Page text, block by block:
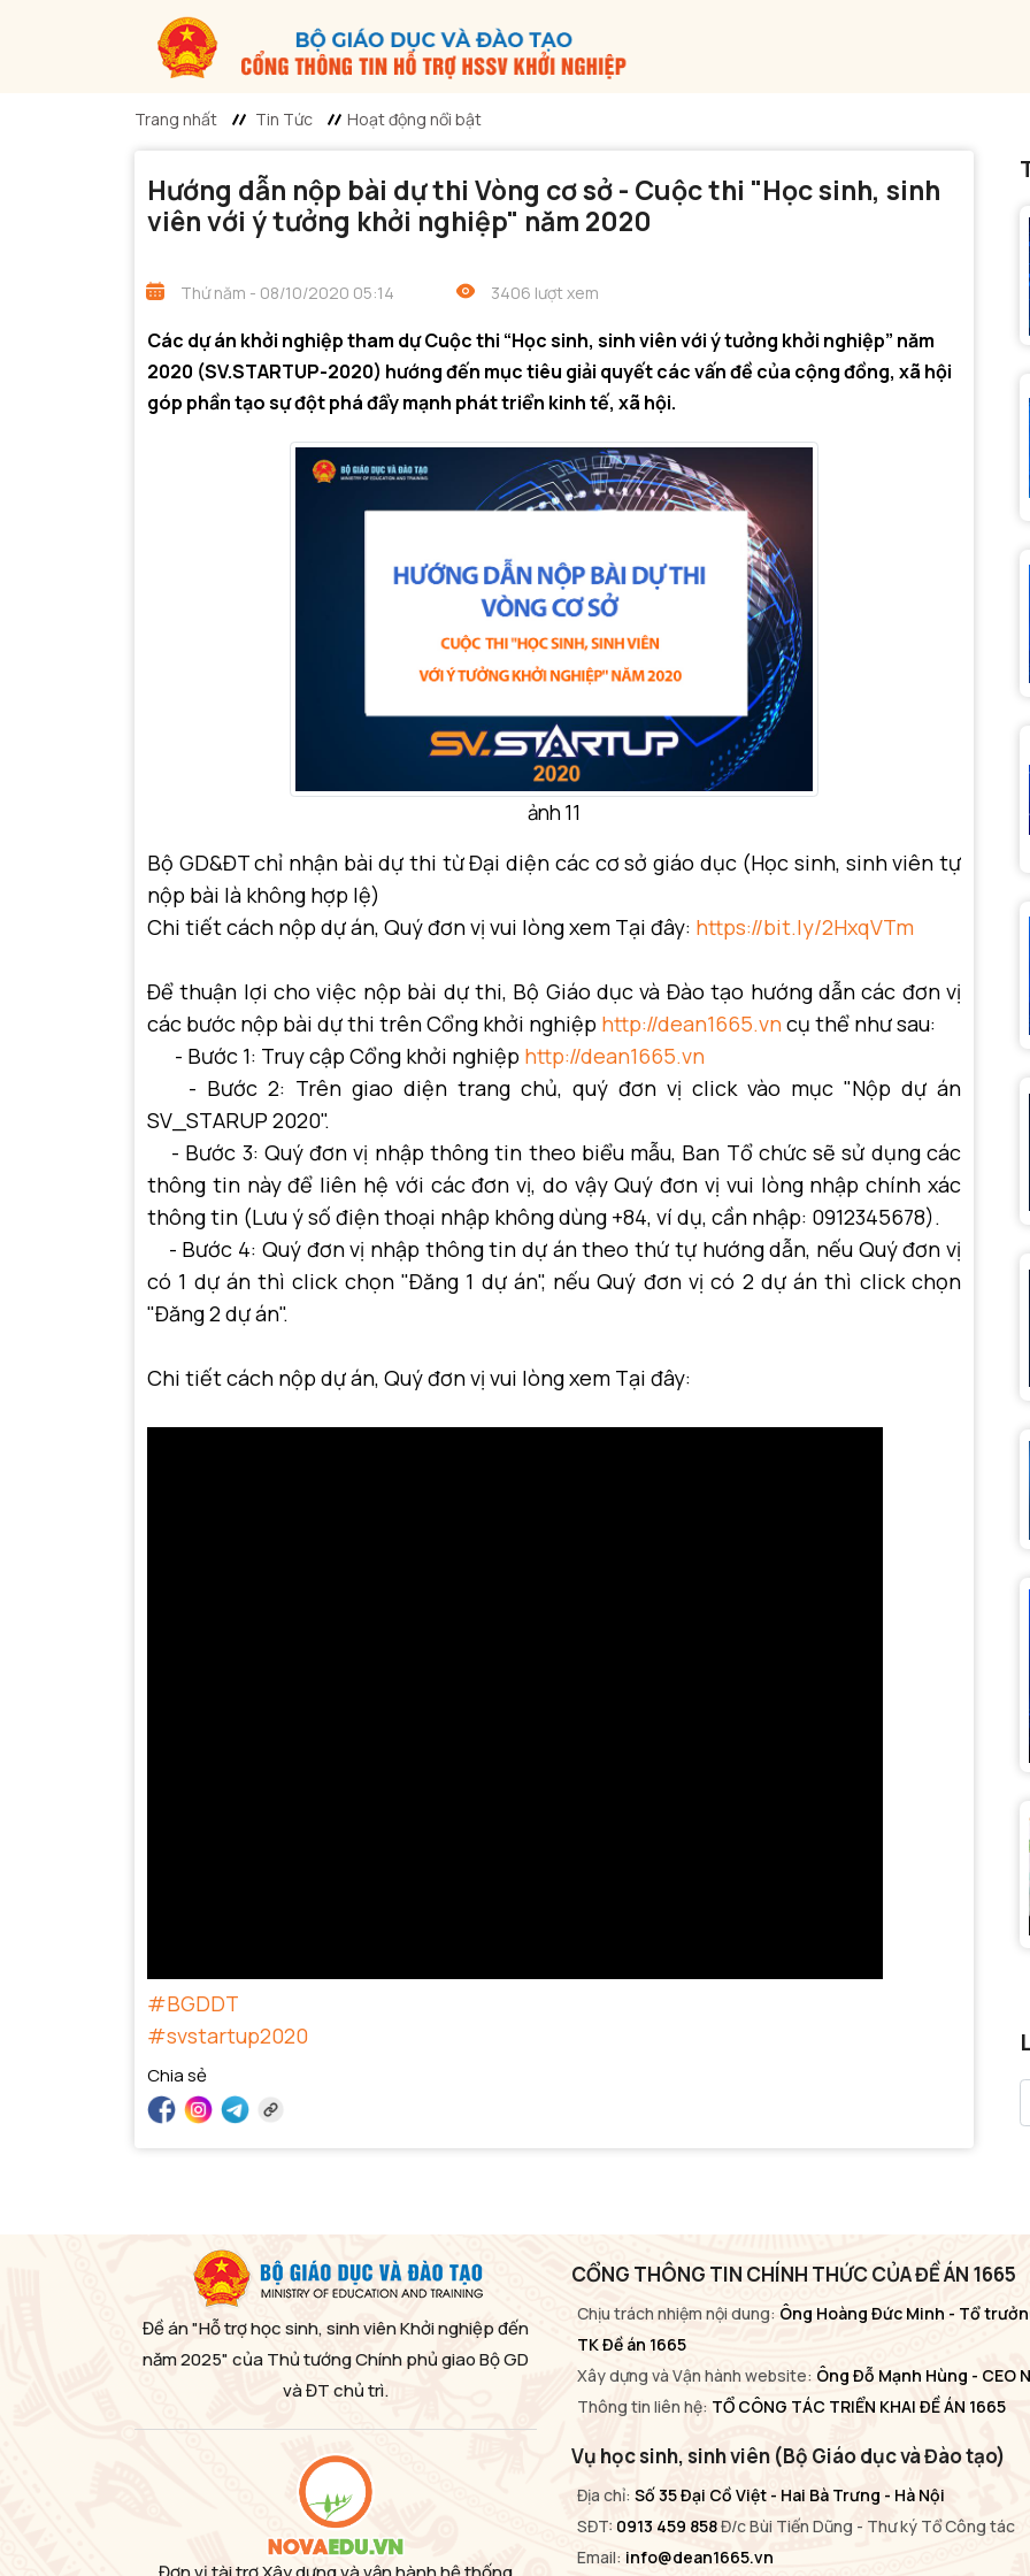
Trang nhất Tin Tức Hoạt động nổi bật
Hướng dẫn nộp bài dự thi Vòng cơ sở - Cuộc thi "Học sinh, sinh
viên với ý tưởng khởi nghiệp" năm 2020
Thứ năm - 08/10/2020 05:14 3406 lượt xem
Các dự án khởi nghiệp tham dự Cuộc thi “Học sinh, sinh viên với ý tưởng khởi nghiệp” năm
2020 (SV.STARTUP-2020) hướng đến mục tiêu giải quyết các vấn đề của cộng đồng, xã hội
góp phần tạo sự đột phá đẩy mạnh phát triển kinh tế, xã hội.
ảnh 11
Bộ GD&ĐT chỉ nhận bài dự thi từ Đại diện các cơ sở giáo dục (Học sinh, sinh viên tự
nộp bài là không hợp lệ)
Chi tiết cách nộp dự án, Quý đơn vị vui lòng xem Tại đây: https://bit.ly/2HxqVTm
Để thuận lợi cho việc nộp bài dự thi, Bộ Giáo dục và Đào tạo hướng dẫn các đơn vị
các bước nộp bài dự thi trên Cổng khởi nghiệp http://dean1665.vncụ thể như sau:
- Bước 1: Truy cập Cổng khởi nghiệp http://dean1665.vn
- Bước 2: Trên giao diện trang chủ, quý đơn vị click vào mục "Nộp dự án
SV_STARUP 2020".
- Bước 3: Quý đơn vị nhập thông tin theo biểu mẫu, Ban Tổ chức sẽ sử dụng các
thông tin này để liên hệ với các đơn vị, do vậy Quý đơn vị vui lòng nhập chính xác
thông tin (Lưu ý số điện thoại nhập không dùng +84, ví dụ, cần nhập: 0912345678).
- Bước 4: Quý đơn vị nhập thông tin dự án theo thứ tự hướng dẫn, nếu Quý đơn vị
có 1 dự án thì click chọn "Đăng 1 dự án", nếu Quý đơn vị có 2 dự án thì click chọn
"Đăng 2 dự án".
Chi tiết cách nộp dự án, Quý đơn vị vui lòng xem Tại đây:
#BGDDT
#svstartup2020
Chia sẻ
Đề án "Hỗ trợ học sinh, sinh viên Khởi nghiệp đến
năm 2025" của Thủ tướng Chính phủ giao Bộ GD
và ĐT chủ trì.
CỔNG THÔNG TIN CHÍNH THỨC CỦA ĐỀ ÁN 1665
Chịu trách nhiệm nội dung: Ông Hoàng Đức Minh - Tổ
TK Đề án 1665
Xây dựng và Vận hành website: Ông Đỗ Mạnh Hùng - CEO
Thông tin liên hệ: TỔ CÔNG TÁC TRIỂN KHAI ĐỀ ÁN 1665
Vụ học sinh, sinh viên (Bộ Giáo dục và Đào tạo)
Địa chỉ: Số 35 Đại Cồ Việt - Hai Bà Trưng - Hà Nội
SĐT: 0913 459 858Đ/c Bùi Tiến Dũng - Thư ký Tổ Công tác
Email: info@dean1665.vn